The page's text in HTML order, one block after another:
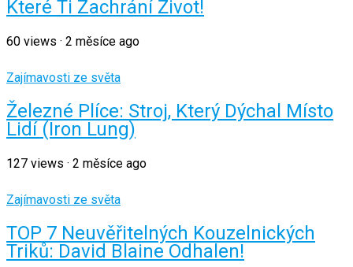
Které Ti Zachrání Život!
60 views · 2 měsíce ago
Zajímavosti ze světa
Železné Plíce: Stroj, Který Dýchal Místo
Lidí (Iron Lung)
127 views · 2 měsíce ago
Zajímavosti ze světa
TOP 7 Neuvěřitelných Kouzelnických
Triků: David Blaine Odhalen!